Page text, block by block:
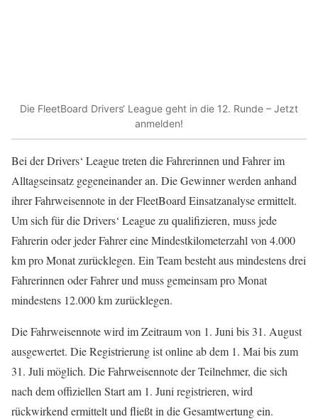
Die FleetBoard Drivers‘ League geht in die 12. Runde – Jetzt
anmelden!
Bei der Drivers‘ League treten die Fahrerinnen und Fahrer im
Alltagseinsatz gegeneinander an. Die Gewinner werden anhand
ihrer Fahrweisennote in der FleetBoard Einsatzanalyse ermittelt.
Um sich für die Drivers‘ League zu qualifizieren, muss jede
Fahrerin oder jeder Fahrer eine Mindestkilometerzahl von 4.000
km pro Monat zurücklegen. Ein Team besteht aus mindestens drei
Fahrerinnen oder Fahrer und muss gemeinsam pro Monat
mindestens 12.000 km zurücklegen.
Die Fahrweisennote wird im Zeitraum von 1. Juni bis 31. August
ausgewertet. Die Registrierung ist online ab dem 1. Mai bis zum
31. Juli möglich. Die Fahrweisennote der Teilnehmer, die sich
nach dem offiziellen Start am 1. Juni registrieren, wird
rückwirkend ermittelt und fließt in die Gesamtwertung ein.